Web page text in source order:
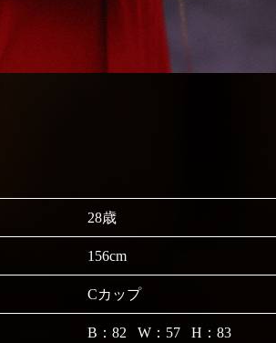
28歳
156cm
Cカップ
B：82 W：57 H：83